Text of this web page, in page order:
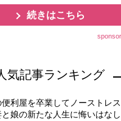
続きはこちら
気記事ランキング
便利屋を卒業してノーストレ
と娘の新たな人生に悔いはな